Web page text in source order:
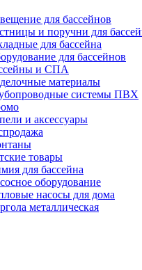
для бассейнов
и поручни для
для бассейна
для бассейнов
и СПА
материалы
системы ПВХ
и аксессуары
товары
для бассейна
оборудование
насосы для дома
металлическая